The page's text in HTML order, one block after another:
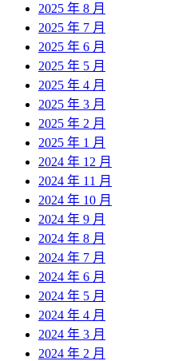
2025 年 8 月
2025 年 7 月
2025 年 6 月
2025 年 5 月
2025 年 4 月
2025 年 3 月
2025 年 2 月
2025 年 1 月
2024 年 12 月
2024 年 11 月
2024 年 10 月
2024 年 9 月
2024 年 8 月
2024 年 7 月
2024 年 6 月
2024 年 5 月
2024 年 4 月
2024 年 3 月
2024 年 2 月